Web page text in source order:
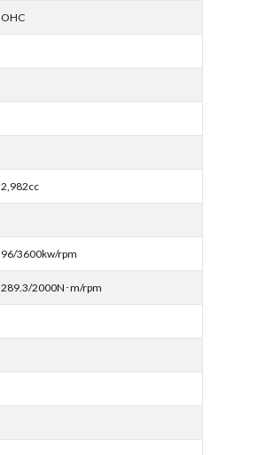
OHC
2,982cc
96/3600kw/rpm
289.3/2000N･m/rpm